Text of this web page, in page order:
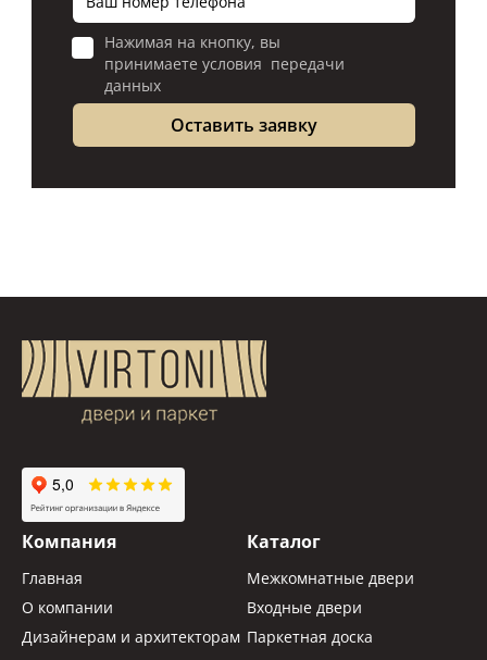
Нажимая на кнопку, вы
принимаете условия передачи
данных
Компания
Главная
О компании
Дизайнерам и архитекторам
Каталог
Межкомнатные двери
Входные двери
Паркетная доска